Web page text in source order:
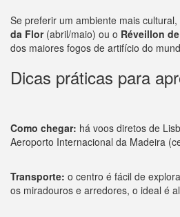
Se preferir um ambiente mais
da Flor(abril/maio) ou o Réveillon
dos maiores fogos de artifício do
Dicas práticas para
Como chegar: há voos diretos de
Aeroporto Internacional da Madeira
Transporte: o centro é fácil de
os miradouros e arredores, o ideal é